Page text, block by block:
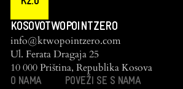
KOSOVOTWOPOINTZERO
info@ktwopointzero.com
Ul. Ferata Dragaja 25
10 000 Priština, Republika Kosova
O NAMA
POVEŽI SE S NAMA